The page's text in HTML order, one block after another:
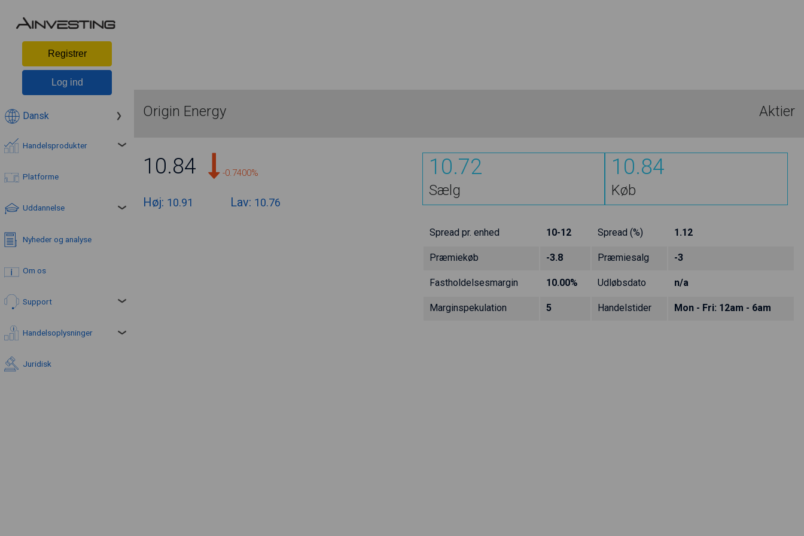
Registrer
Log ind
Dansk
Handelsprodukter
Platforme
Uddannelse
Nyheder og analyse
Om os
Support
Handelsoplysninger
Juridisk
Origin Energy Aktier
10.84 -0.7400%
Høj: 10.91 Lav: 10.76
10.72
Sælg
10.84
Køb
Spread pr. enhed 10-12 Spread (%) 1.12
Præmiekøb -3.8 Præmiesalg -3
Fastholdelsesmargin 10.00% Udløbsdato n/a
Marginspekulation 5 Handelstider Mon - Fri: 12am - 6am